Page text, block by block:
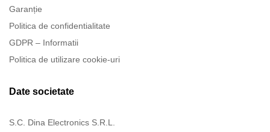
Garanție
Politica de confidentialitate
GDPR – Informatii
Politica de utilizare cookie-uri
Date societate
S.C. Dina Electronics S.R.L.